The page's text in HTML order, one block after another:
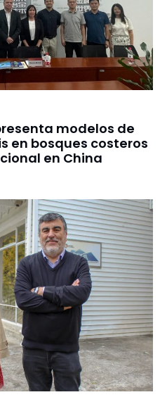
modelos de
en bosques costeros
en China